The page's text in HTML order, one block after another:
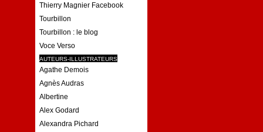
Thierry Magnier Facebook
Tourbillon
Tourbillon : le blog
Voce Verso
AUTEURS-ILLUSTRATEURS
Agathe Demois
Agnès Audras
Albertine
Alex Godard
Alexandra Pichard